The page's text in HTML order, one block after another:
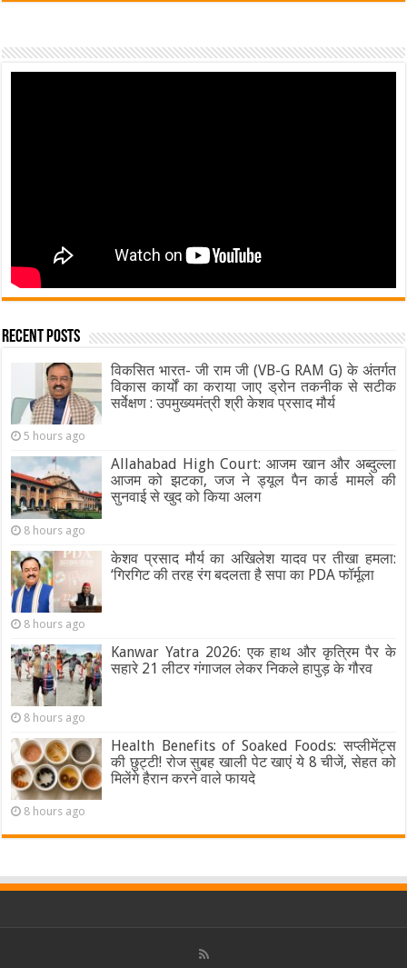
Recent Posts
विकसित भारत- जी राम जी (VB-G RAM G) के अंतर्गत
विकास कार्यों का कराया जाए ड्रोन तकनीक से सटीक
सर्वेक्षण : उपमुख्यमंत्री श्री केशव प्रसाद मौर्य
5 hours ago
Allahabad High Court: आजम खान और अब्दुल्ला
आजम को झटका, जज ने ड्यूल पैन कार्ड मामले की
सुनवाई से खुद को किया अलग
8 hours ago
केशव प्रसाद मौर्य का अखिलेश यादव पर तीखा हमला:
‘गिरगिट की तरह रंग बदलता है सपा का PDA फॉर्मूला
8 hours ago
Kanwar Yatra 2026: एक हाथ और कृत्रिम पैर के
सहारे 21 लीटर गंगाजल लेकर निकले हापुड़ के गौरव
8 hours ago
Health Benefits of Soaked Foods: सप्लीमेंट्स
की छुट्टी! रोज सुबह खाली पेट खाएं ये 8 चीजें, सेहत को
मिलेंगे हैरान करने वाले फायदे
8 hours ago